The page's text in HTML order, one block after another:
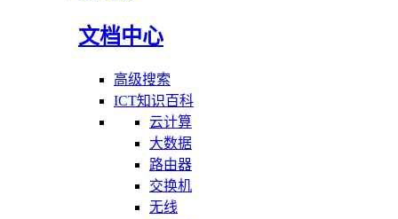
文档中心
高级搜索
ICT知识百科
云计算
大数据
路由器
交换机
无线